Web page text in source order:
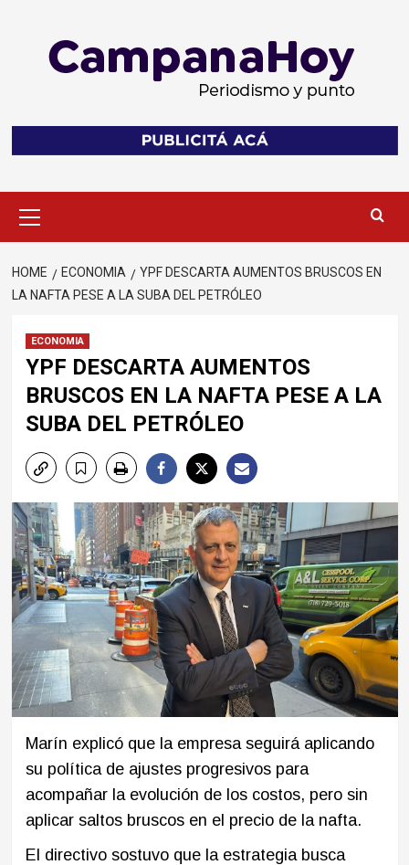
Menu
HOME ECONOMIA
YPF DESCARTA AUMENTOS BRUSCOS EN
LA NAFTA PESE A LA SUBA DEL PETRÓLEO
ECONOMIA
YPF DESCARTA AUMENTOS
BRUSCOS EN LA NAFTA PESE A LA
SUBA DEL PETRÓLEO
Marín explicó que la empresa seguirá aplicando
su política de ajustes progresivos para
acompañar la evolución de los costos, pero sin
aplicar saltos bruscos en el precio de la nafta.
El directivo sostuvo que la estrategia busca